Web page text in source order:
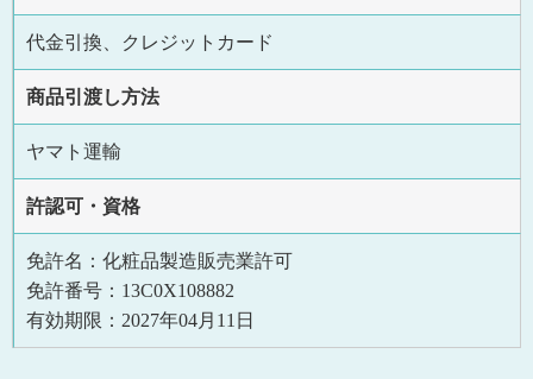
代金引換、クレジットカード
商品引渡し方法
ヤマト運輸
許認可・資格
免許名：化粧品製造販売業許可
免許番号：13C0X108882
有効期限：2027年04月11日